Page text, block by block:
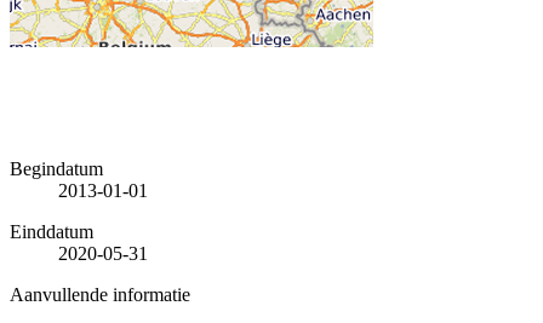
Begindatum
2013-01-01
Einddatum
2020-05-31
Aanvullende informatie